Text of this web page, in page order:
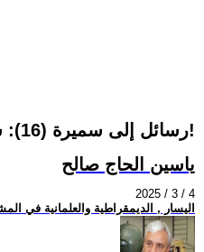
رسائل إلى سميرة (16): سقط النظام!
ياسين الحاج صالح
2025 / 3 / 4
اليسار , الديمقراطية والعلمانية في